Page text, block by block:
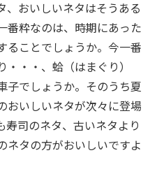
、おいしいネタはそうある
番粋なのは、時期にあった
ることでしょうか。今一番
・・、蛤（はまぐり）
子でしょうか。そのうち夏
おいしいネタが次々に登場
寿司のネタ、古いネタより
ネタの方がおいしいですよ